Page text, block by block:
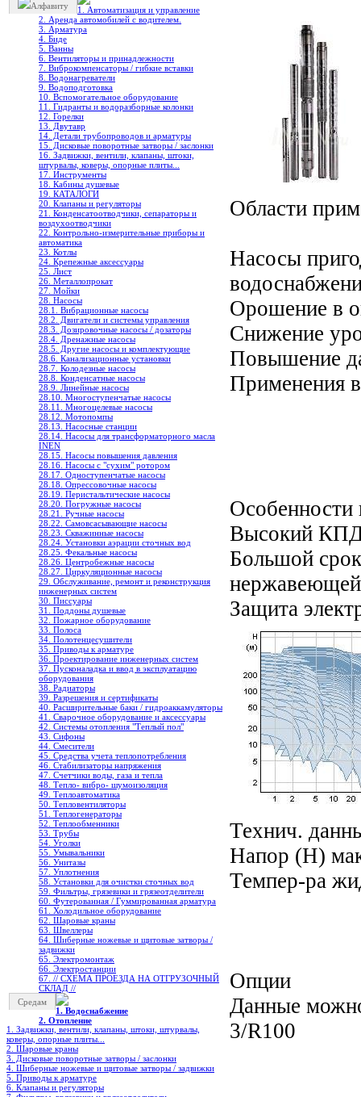
Алфавиту
1. Автоматизация и управление
2. Аренда автомобилей с водителем.
3. Арматура
4. Биде
5. Ванны
6. Вентиляторы и принадлежности
7. Виброкомпенсаторы / гибкие вставки
8. Водонагреватели
9. Водоподготовка
10. Вспомогательное оборудование
11. Гидранты и водоразборные колонки
12. Горелки
13. Двутавр
14. Детали трубопроводов и арматуры
15. Дисковые поворотные затворы / заслонки
16. Задвижки, вентили, клапаны, штоки,
штурвалы, коверы, опорные плиты...
17. Инструменты
18. Кабины душевые
19. КАТАЛОГИ
20. Клапаны и регуляторы
21. Конденсатоотводчики, сепараторы и
воздухоотводчики
22. Контрольно-измерительные приборы и
автоматика
23. Котлы
24. Крепежные аксессуары
25. Лист
26. Металлопрокат
27. Мойки
28. Насосы
28.1. Вибрационные насосы
28.2. Двигатели и системы управления
28.3. Дозировочные насосы / дозаторы
28.4. Дренажные насосы
28.5. Другие насосы и комплектующие
28.6. Канализационные установки
28.7. Колодезные насосы
28.8. Конденсатные насосы
28.9. Линейные насосы
28.10. Многоступенчатые насосы
28.11. Многоцелевые насосы
28.12. Мотопомпы
28.13. Насосные станции
28.14. Насосы для трансформаторного масла
INEN
28.15. Насосы повышения давления
28.16. Насосы с "сухим" ротором
28.17. Одноступенчатые насосы
28.18. Опрессовочные насосы
28.19. Перистальтические насосы
28.20. Погружные насосы
28.21. Ручные насосы
28.22. Самовсасывающие насосы
28.23. Скважинные насосы
28.24. Установки аэрации сточных вод
28.25. Фекальные насосы
28.26. Центробежные насосы
28.27. Циркуляционные насосы
29. Обслуживание, ремонт и реконструкция
инженерных систем
30. Писсуары
31. Поддоны душевые
32. Пожарное оборудование
33. Полоса
34. Полотенцесушители
35. Приводы к арматуре
36. Проектирование инженерных систем
37. Пусконаладка и ввод в эксплуатацию
оборудования
38. Радиаторы
39. Разрешения и сертификаты
40. Расширительные баки / гидроаккамуляторы
41. Сварочное оборудование и аксессуары
42. Системы отопления "Теплый пол"
43. Сифоны
44. Смесители
45. Средства учета теплопотребления
46. Стабилизаторы напряжения
47. Счетчики воды, газа и тепла
48. Тепло- вибро- шумоизоляция
49. Теплоавтоматика
50. Тепловентиляторы
51. Теплогенераторы
52. Теплообменники
53. Трубы
54. Уголки
55. Умывальники
56. Унитазы
57. Уплотнения
58. Установки для очистки сточных вод
59. Фильтры, грязевики и грязеотделители
60. Футерованная / Гуммированная арматура
61. Холодильное oборудование
62. Шаровые краны
63. Швеллеры
64. Шиберные ножевые и щитовые затворы /
задвижки
65. Электромонтаж
66. Электростанции
67. // СХЕМА ПРОЕЗДА НА ОТГРУЗОЧНЫЙ
СКЛАД //
Средам
1. Водоснабжение
2. Отопление
1. Задвижки, вентили, клапаны, штоки, штурвалы,
коверы, опорные плиты...
2. Шаровые краны
3. Дисковые поворотные затворы / заслонки
4. Шиберные ножевые и щитовые затворы / задвижки
5. Приводы к арматуре
6. Клапаны и регуляторы
Области
Насосы
Орошение в
Снижение
Повышение
Применения
Особенности
Высокий
Большой
нержавеющей
Защита
Технич.
Напор (Н)
Темпер-ра
Опции
Данные
3/R100